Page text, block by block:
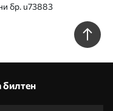
бр. u73883
билтен